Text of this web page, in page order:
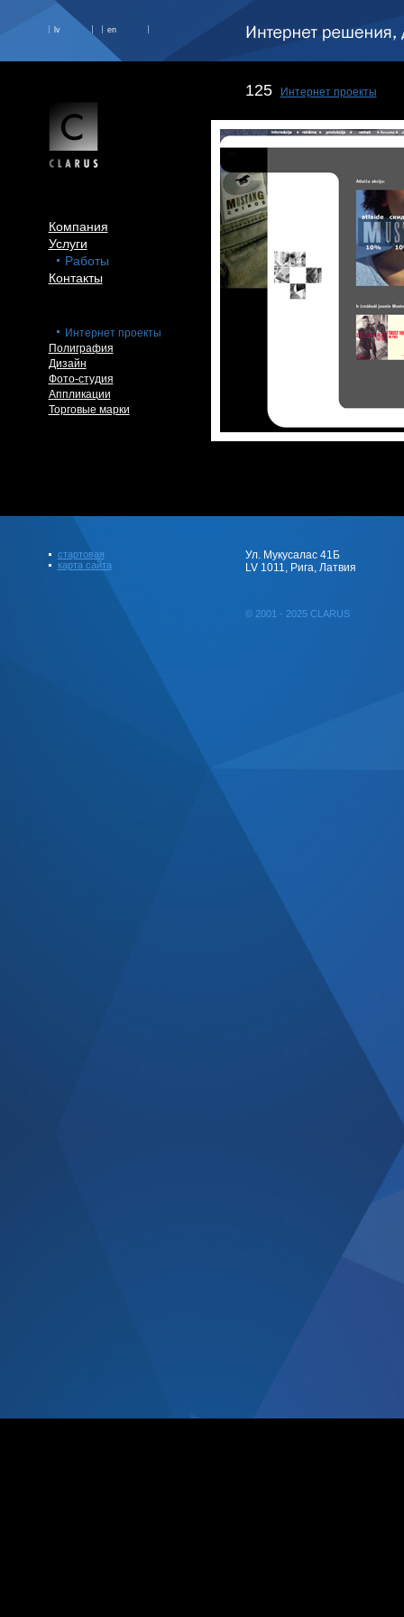
lv en
Компания
Услуги
Работы
Контакты
Интернет проекты
Полиграфия
Дизайн
Фото-студия
Аппликации
Торговые марки
125 Интернет проекты
стартовая
карта сайта
Ул. Мукусалас 41Б
LV 1011, Рига, Латвия
© 2001 - 2025 CLARUS